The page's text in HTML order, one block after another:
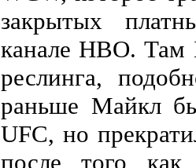
закрытых
канале HBO. Там
реслинга,
раньше Майкл
UFC, но
после того как